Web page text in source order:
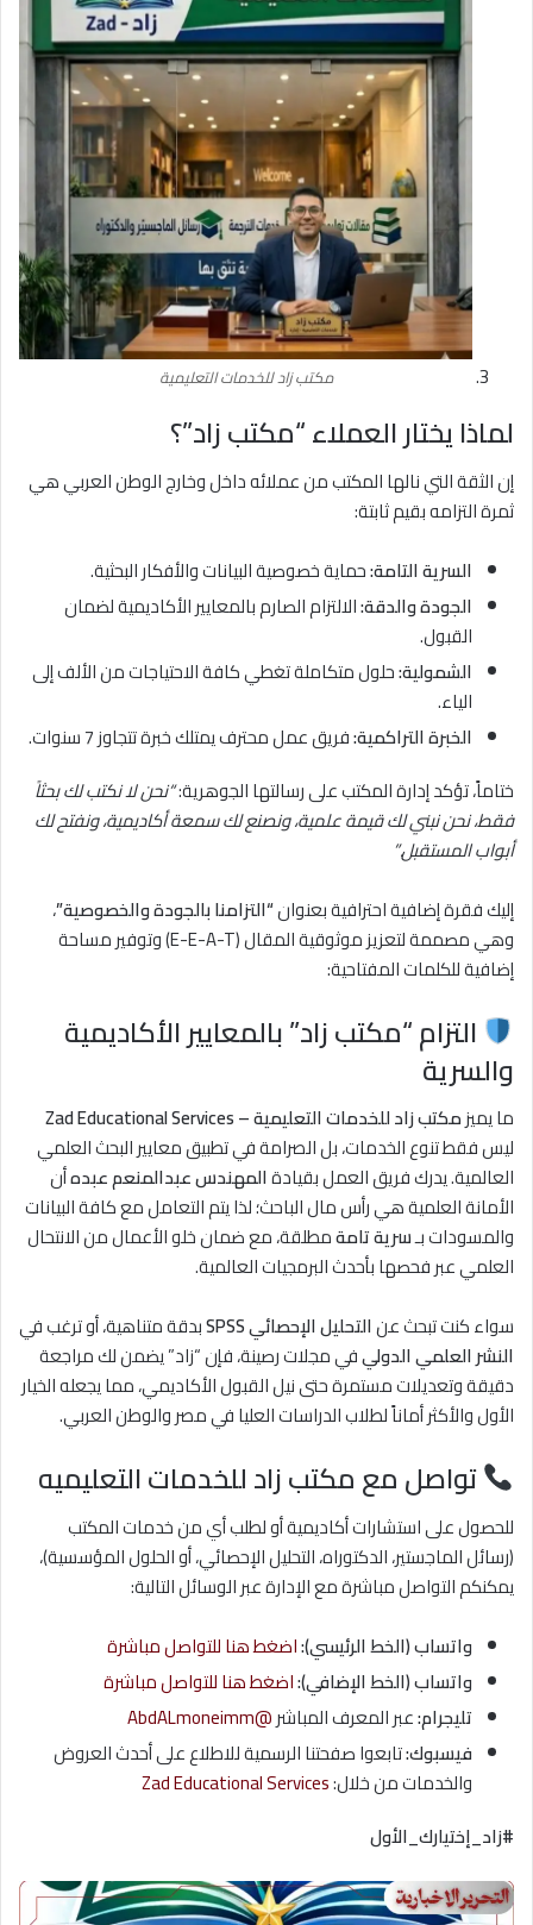
مكتب زاد للخدمات التعليمية
لماذا يختار العملاء “مكتب زاد”؟
إن الثقة التي نالها المكتب من عملائه داخل وخارج الوطن العربي هي
ثمرة التزامه بقيم ثابتة:
السرية التامة:حماية خصوصية البيانات والأفكار البحثية.
الجودة والدقة:الالتزام الصارم بالمعايير الأكاديمية لضمان
القبول.
الشمولية:حلول متكاملة تغطي كافة الاحتياجات من الألف إلى
الياء.
الخبرة التراكمية:فريق عمل محترف يمتلك خبرة تتجاوز 7 سنوات.
ختاماً، تؤكد إدارة المكتب على رسالتها الجوهرية:“نحن لا نكتب لك بحثاً
فقط، نحن نبني لك قيمة علمية، ونصنع لك سمعة أكاديمية، ونفتح لك
أبواب المستقبل.”
إليك فقرة إضافية احترافية بعنوان“التزامنا بالجودة والخصوصية”،
وهي مصممة لتعزيز موثوقية المقال (E-E-A-T) وتوفير مساحة
إضافية للكلمات المفتاحية:
التزام “مكتب زاد” بالمعايير الأكاديمية
والسرية
ما يميزمكتب زاد للخدمات التعليمية – Zad Educational Services
ليس فقط تنوع الخدمات، بل الصرامة في تطبيق معايير البحث العلمي
العالمية. يدرك فريق العمل بقيادةالمهندس عبدالمنعم عبدهأن
الأمانة العلمية هي رأس مال الباحث؛ لذا يتم التعامل مع كافة البيانات
والمسودات بـسرية تامةمطلقة، مع ضمان خلو الأعمال من الانتحال
العلمي عبر فحصها بأحدث البرمجيات العالمية.
سواء كنت تبحث عنالتحليل الإحصائي SPSS
بدقة متناهية، أو ترغب في
النشر العلمي الدوليفي مجلات رصينة، فإن “زاد” يضمن لك مراجعة
دقيقة وتعديلات مستمرة حتى نيل القبول الأكاديمي، مما يجعله الخيار
الأول والأكثر أماناً لطلاب الدراسات العليا في مصر والوطن العربي.
تواصل مع مكتب زاد للخدمات التعليميه
للحصول على استشارات أكاديمية أو لطلب أي من خدمات المكتب
(رسائل الماجستير، الدكتوراه، التحليل الإحصائي، أو الحلول المؤسسية)،
يمكنكم التواصل مباشرة مع الإدارة عبر الوسائل التالية:
واتساب (الخط الرئيسي):اضغط هنا للتواصل مباشرة
واتساب (الخط الإضافي):اضغط هنا للتواصل مباشرة
تليجرام:عبر المعرف المباشر@AbdALmoneimm
فيسبوك:تابعوا صفحتنا الرسمية للاطلاع على أحدث العروض
والخدمات من خلال:Zad Educational Services
#زاد_إختيارك_الأول